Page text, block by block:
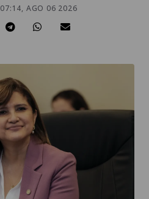
07:14, AGO 06 2026